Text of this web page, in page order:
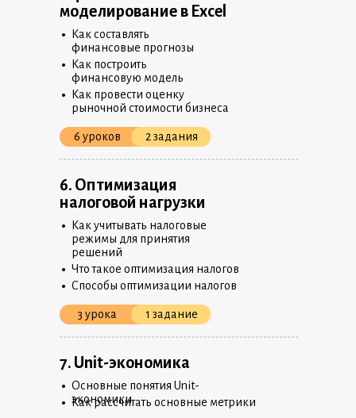
6 уроков 2 задания
3 урока 1 задание
Как составлять
финансовые прогнозы
•
Как построить
финансовую модель
•
Как провести оценку
рыночной стоимости бизнеса
•
6. Оптимизация
налоговой нагрузки
Как учитывать налоговые
режимы для принятия
решений
•
Что такое оптимизация налогов
•
Способы оптимизации налогов
•
7. Unit-экономика
Основные понятия Unit-
экономики
•
Как рассчитать основные метрики
•
моделирование в Excel